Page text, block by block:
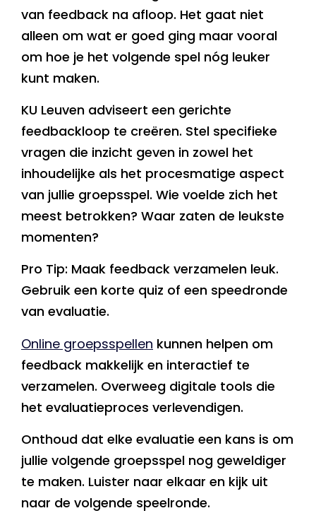
van feedback na afloop. Het gaat niet
alleen om wat er goed ging maar vooral
om hoe je het volgende spel nóg leuker
kunt maken.
KU Leuven adviseert een gerichte
feedbackloop te creëren. Stel specifieke
vragen die inzicht geven in zowel het
inhoudelijke als het procesmatige aspect
van jullie groepsspel. Wie voelde zich het
meest betrokken? Waar zaten de leukste
momenten?
Pro Tip: Maak feedback verzamelen leuk.
Gebruik een korte quiz of een speedronde
van evaluatie.
Online groepsspellen kunnen helpen om
feedback makkelijk en interactief te
verzamelen. Overweeg digitale tools die
het evaluatieproces verlevendigen.
Onthoud dat elke evaluatie een kans is om
jullie volgende groepsspel nog geweldiger
te maken. Luister naar elkaar en kijk uit
naar de volgende speelronde.